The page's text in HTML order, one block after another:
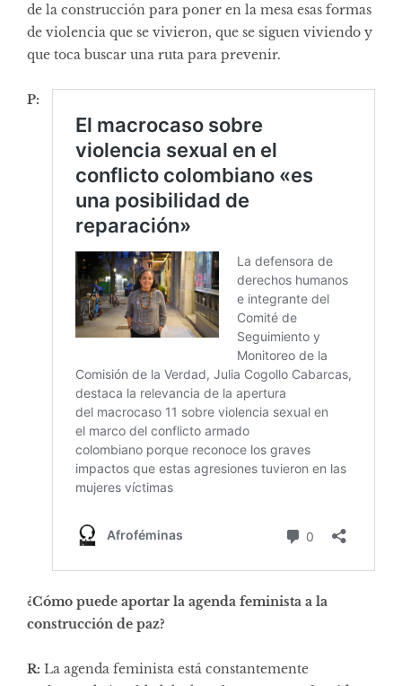
de la construcción para poner en la mesa esas formas
de violencia que se vivieron, que se siguen viviendo y
que toca buscar una ruta para prevenir.
P:
¿Cómo puede aportar la agenda feminista a la
construcción de paz?
R: La agenda feminista está constantemente